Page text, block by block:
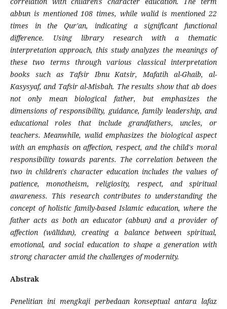
abbunis mentioned 108 times, while walid is mentioned 22
times in the Qur'an, indicating a significant functional
difference. Using library research with a thematic
interpretation approach, this study analyzes the meanings of
these two terms through various classical interpretation
books such as Tafsir Ibnu Katsir, Mafatih al-Ghaib, al-
Kasysyaf, and Tafsir al-Misbah. The results show that ab does
not only mean biological father, but emphasizes the
dimensions of responsibility, guidance, family leadership, and
educational roles that include grandfathers, uncles, or
teachers. Meanwhile, walid emphasizes the biological aspect
with an emphasis on affection, respect, and the child's moral
responsibility towards parents. The correlation between the
two in children's character education includes the values of
patience, monotheism, religiosity, respect, and spiritual
awareness. This research contributes to understanding the
concept of holistic family-based Islamic education, where the
father acts as both an educator (abbun) and a provider of
affection (wālīdun), creating a balance between spiritual,
emotional, and social education to shape a generation with
strong character amid the challenges of modernity.
Abstrak
Penelitian ini mengkaji perbedaan konseptual antara lafaz